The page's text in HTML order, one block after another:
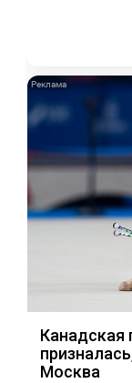
Канадская
Москва